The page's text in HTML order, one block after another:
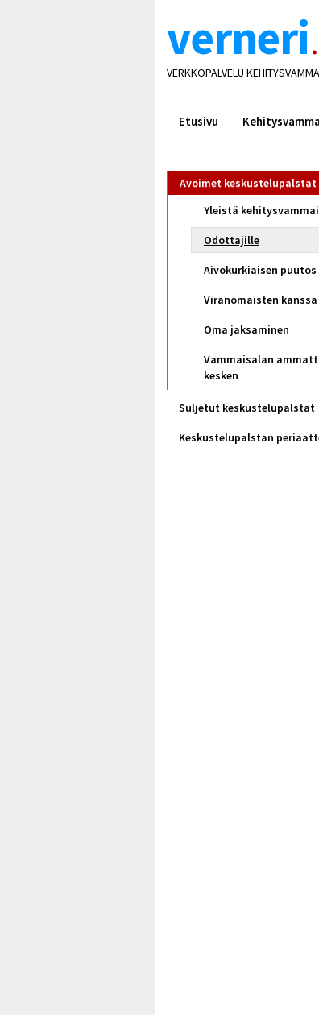
verneri
VERKKOPALVELU
Etusivu
Avoimet keskustelupalstat
Yleistä
Odottajille
Aivokurkiaisen puutos
Viranomaisten
Oma jaksaminen
Vammaisalan
kesken
Suljetut keskustelupalstat
Keskustelupalstan